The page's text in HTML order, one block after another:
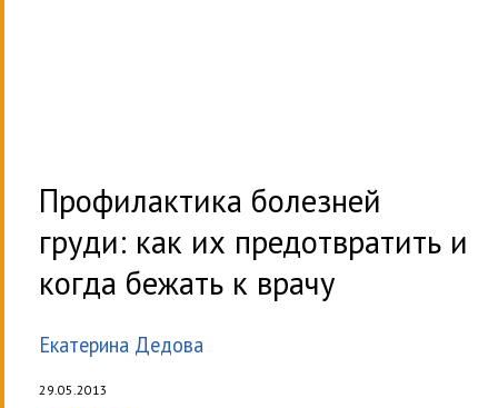
Профилактика болезней
груди: как их предотвратить и
когда бежать к врачу
Екатерина Дедова
29.05.2013